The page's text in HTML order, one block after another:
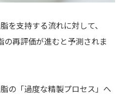
を支持する流れに対して、
再評価が進むと予測されま
の「過度な精製プロセス」へ